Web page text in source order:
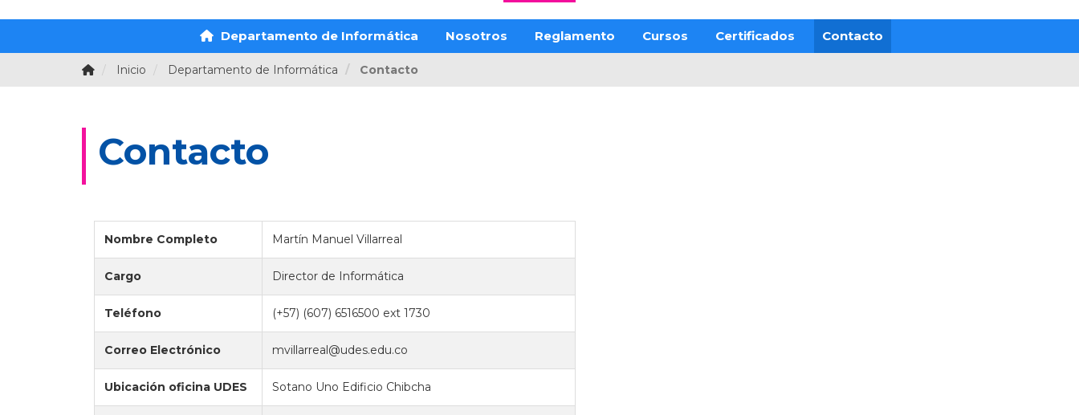
Departamento de Informática Nosotros Reglamento Cursos Certificados Contacto
Inicio Departamento de Informática Contacto
Contacto
Nombre Completo Martín Manuel Villarreal
Cargo Director de Informática
Teléfono (+57) (607) 6516500 ext 1730
Correo Electrónico mvillarreal@udes.edu.co
Ubicación oficina UDES Sotano Uno Edificio Chibcha